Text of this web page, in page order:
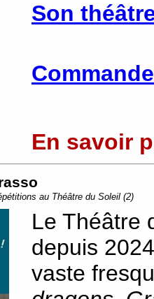
Son
En savoir
au Théâtre du Soleil (2)
Le Théâtre
depuis
vaste